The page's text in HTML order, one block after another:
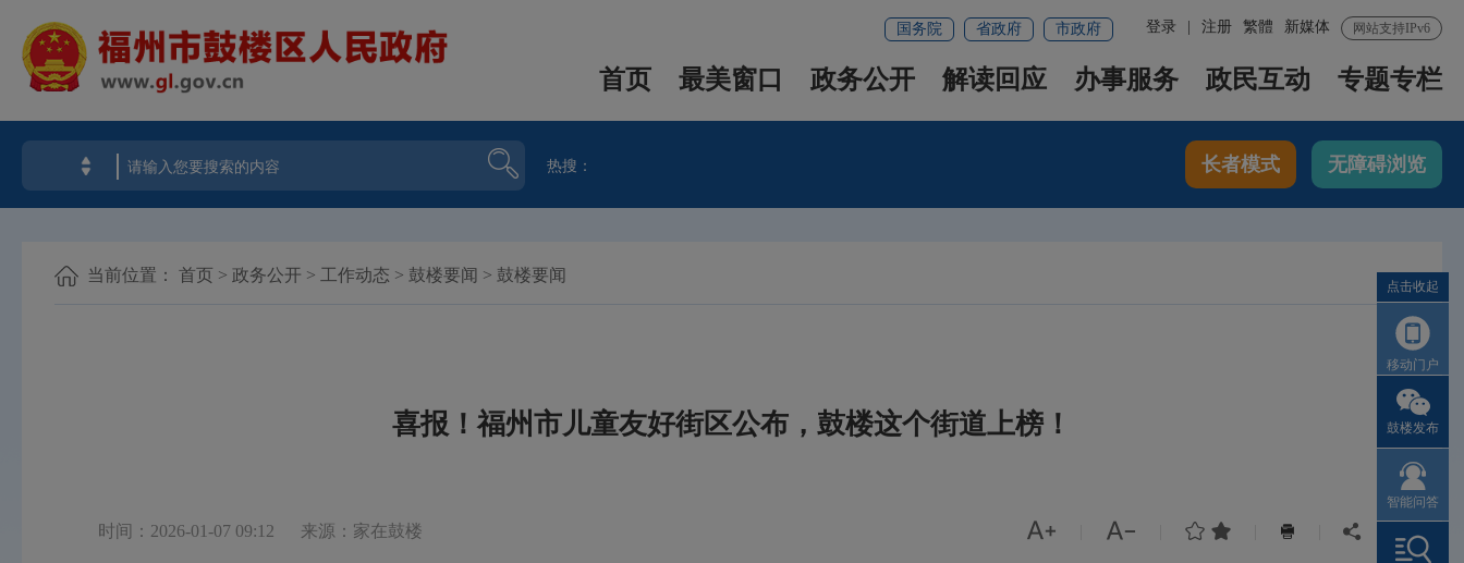
网站支持IPv6
新媒体
繁體
登录 注册
国务院 省政府 市政府
首页 最美窗口 政务公开 解读回应 办事服务 政民互动 专题专栏
热搜： 长者模式 无障碍浏览
当前位置： 首页 > 政务公开 > 工作动态 > 鼓楼要闻 > 鼓楼要闻
喜报！福州市儿童友好街区公布，鼓楼这个街道上榜！
时间：2026-01-07 09:12 来源：家在鼓楼      
点击收起
移动门户
鼓楼发布
智能问答